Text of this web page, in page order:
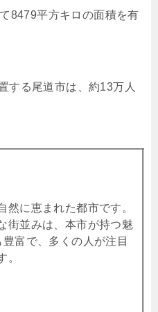
8479平方キロの面積を有
する尾道市は、約13万人
然に恵まれた都市です。
街並みは、本市が持つ魅
富で、多くの人が注目
。